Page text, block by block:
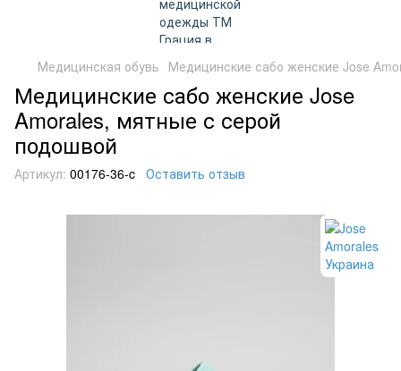
Медицинская обувь Медицинские сабо женские Jose
Медицинские сабо женские Jose
Amorales, мятные с серой
подошвой
Артикул: 00176-36-c Оставить отзыв